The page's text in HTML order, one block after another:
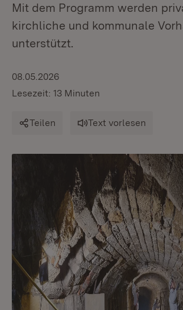
Mit dem Programm werden
kirchliche und kommunale
unterstützt.
08.05.2026
Lesezeit: 13 Minuten
Teilen Text vorlesen